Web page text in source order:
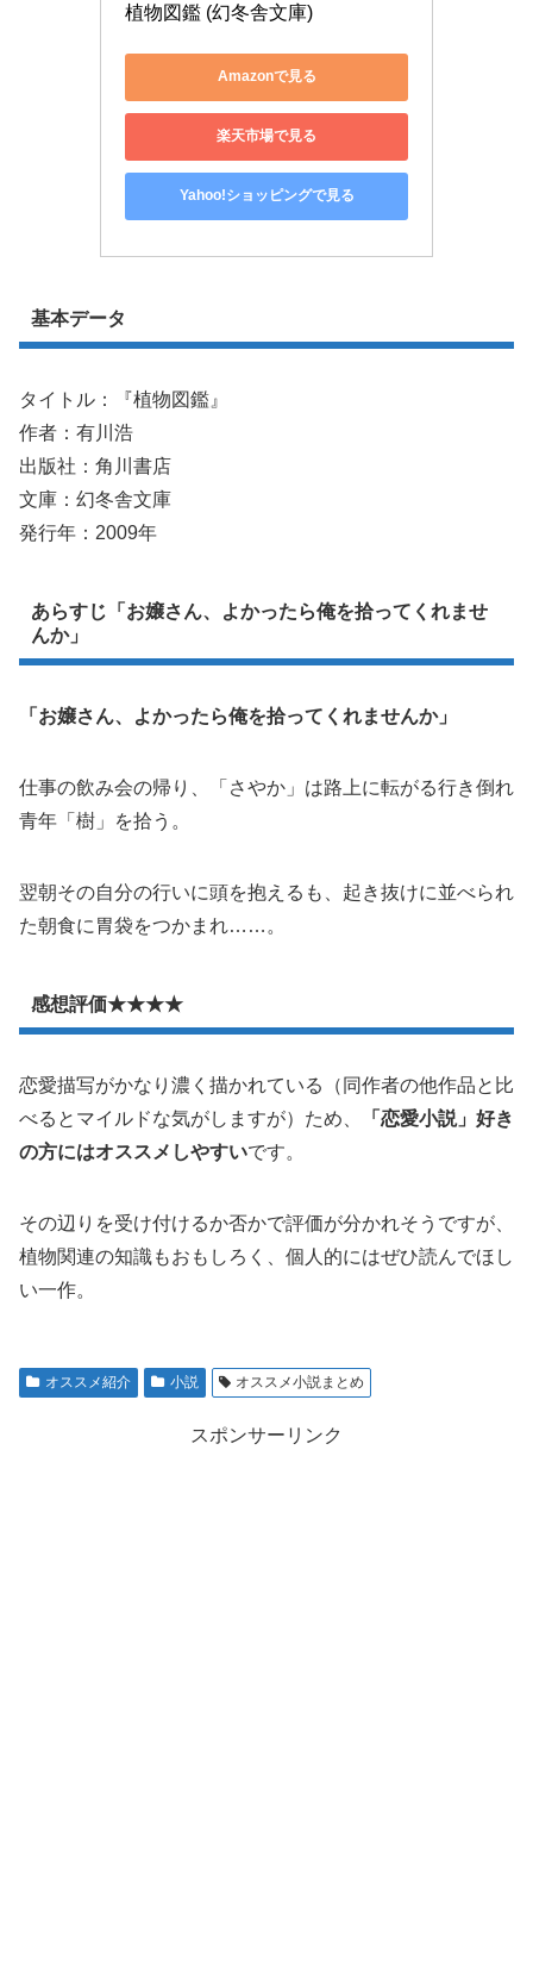
植物図鑑 (幻冬舎文庫)
Amazonで見る
楽天市場で見る
Yahoo!ショッピングで見る
基本データ
タイトル：『植物図鑑』
作者：有川浩
出版社：角川書店
文庫：幻冬舎文庫
発行年：2009年
あらすじ「お嬢さん、よかったら俺を拾ってくれませ
んか」
「お嬢さん、よかったら俺を拾ってくれませんか」
仕事の飲み会の帰り、「さやか」は路上に転がる行き倒れ
青年「樹」を拾う。
翌朝その自分の行いに頭を抱えるも、起き抜けに並べられ
た朝食に胃袋をつかまれ……。
感想評価★★★★
恋愛描写がかなり濃く描かれている（同作者の他作品と比
べるとマイルドな気がしますが）ため、
「恋愛小説」好き
の方にはオススメしやすいです。
その辺りを受け付けるか否かで評価が分かれそうですが、
植物関連の知識もおもしろく、個人的にはぜひ読んでほし
い一作。
オススメ紹介 小説 オススメ小説まとめ
スポンサーリンク